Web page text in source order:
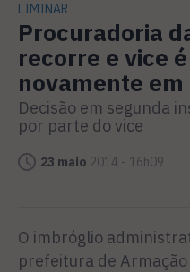
LIMINAR
Procuradoria
recorre e vice
novamente em
Decisão em segunda
por parte do vice
23 maio 2014 - 16h09
O imbróglio
prefeitura de Armação